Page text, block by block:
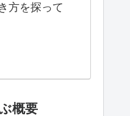
方を探って
概要